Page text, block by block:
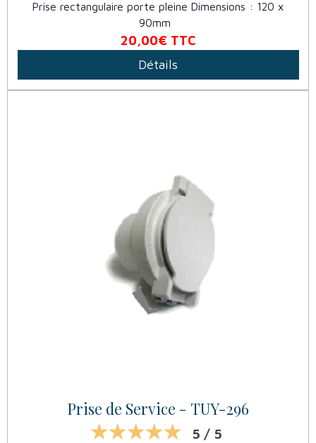
Prise rectangulaire porte pleine Dimensions : 120 x
90mm
20,00€ TTC
Détails
Prise de Service - TUY-296
5 / 5